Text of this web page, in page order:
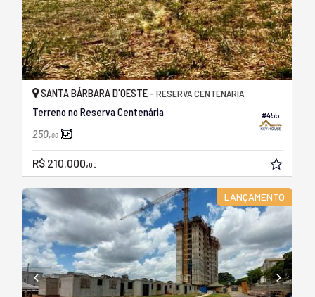
#455
SANTA BÁRBARA D'OESTE - RESERVA CENTENÁRIA
Terreno no Reserva Centenária
250,00
R$ 210.000,00
LANÇAMENTO